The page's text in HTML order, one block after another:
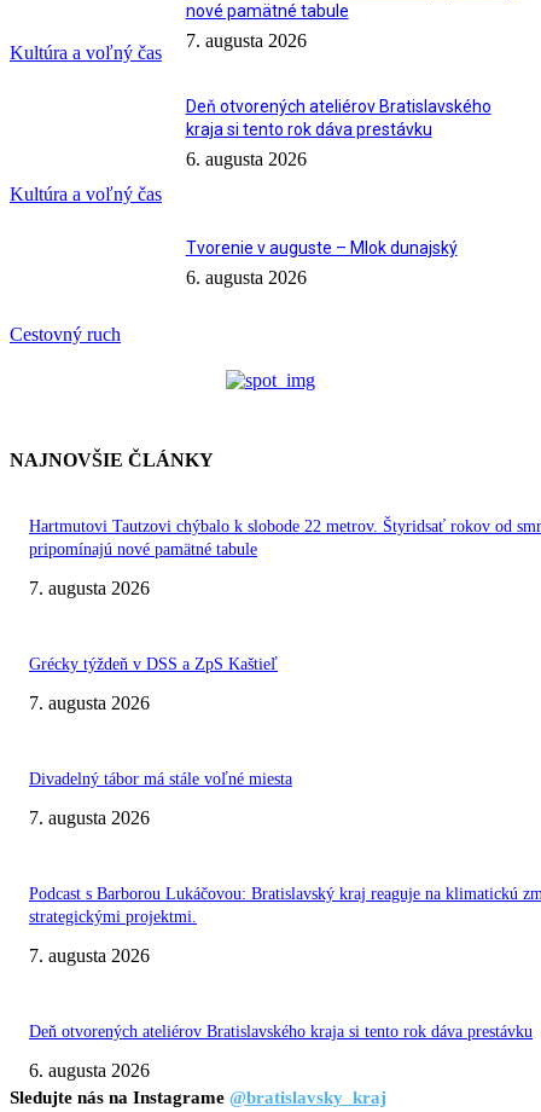
Kultúra a voľný čas
nové pamätné tabule
7. augusta 2026
Kultúra a voľný čas
Deň otvorených ateliérov Bratislavského
kraja si tento rok dáva prestávku
6. augusta 2026
Cestovný ruch
Tvorenie v auguste – Mlok dunajský
6. augusta 2026
NAJNOVŠIE ČLÁNKY
Hartmutovi Tautzovi chýbalo k slobode 22 metrov. Štyridsať rokov od
pripomínajú nové pamätné tabule
7. augusta 2026
Grécky týždeň v DSS a ZpS Kaštieľ
7. augusta 2026
Divadelný tábor má stále voľné miesta
7. augusta 2026
Podcast s Barborou Lukáčovou: Bratislavský kraj reaguje na klimatickú
strategickými projektmi.
7. augusta 2026
Deň otvorených ateliérov Bratislavského kraja si tento rok dáva prestávku
6. augusta 2026
Sledujte nás na Instagrame @bratislavsky_kraj